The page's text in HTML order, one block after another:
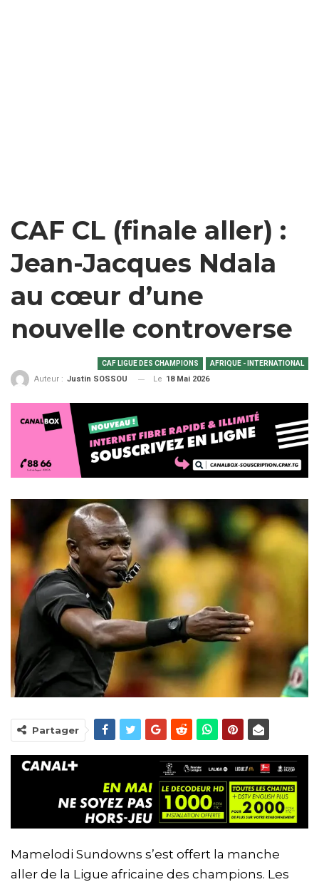
CAF CL (finale aller) :
Jean-Jacques Ndala
au cœur d’une
nouvelle controverse
CAF LIGUE DES CHAMPIONS AFRIQUE - INTERNATIONAL
Auteur : Justin SOSSOU Le 18 Mai 2026
Partager
Mamelodi Sundowns s’est offert la manche
aller de la Ligue africaine des champions. Les